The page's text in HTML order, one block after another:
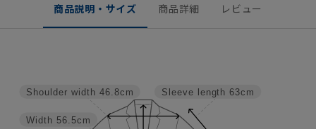
商品説明・サイズ 商品詳細 レビュー
Sleeve length 63cm
Width 56.5cm
Shoulder width 46.8cm